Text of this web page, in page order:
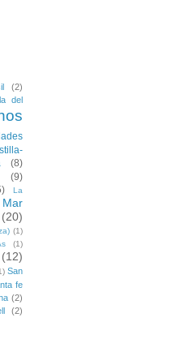
(2)
del
(8)
(9)
La
Mar
(20)
(1)
(1)
(12)
San
fe
(2)
(2)